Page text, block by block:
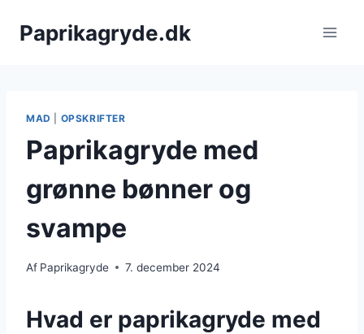
Paprikagryde.dk
MAD OPSKRIFTER
Paprikagryde med
grønne bønner og
svampe
Af Paprikagryde 7. december 2024
Hvad er paprikagryde med